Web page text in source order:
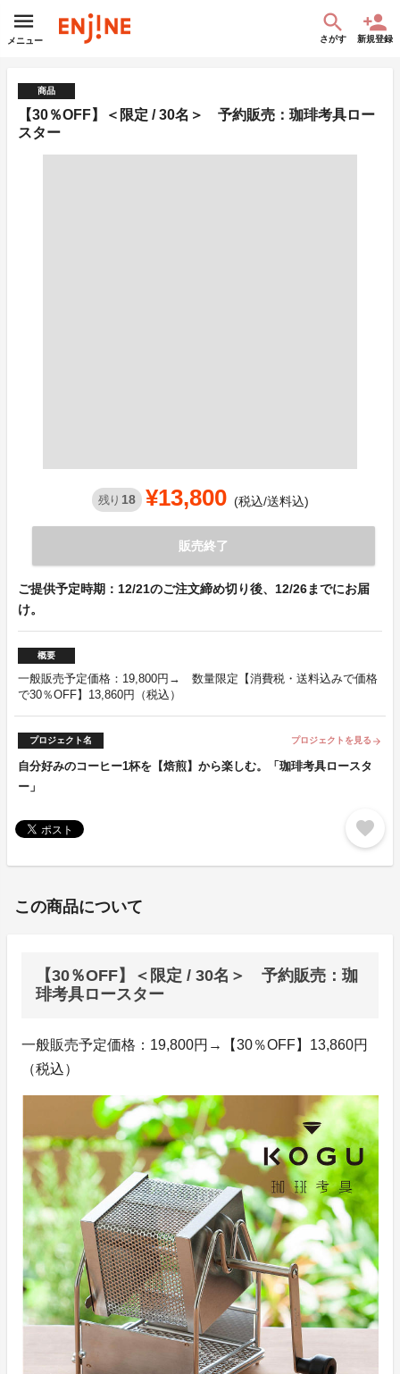
メニュー さがす 新規登録
商品
【30％OFF】＜限定 / 30名＞ 予約販売：珈琲考具ロー
スター
残り 18 ¥13,800 (税込/送料込)
販売終了
ご提供予定時期：12/21のご注文締め切り後、12/26までにお届
け。
概要
一般販売予定価格：19,800円→ 数量限定【消費税・送料込みで価格
で30％OFF】13,860円（税込）
プロジェクト名 プロジェクトを見る arrow_forward
自分好みのコーヒー1杯を【焙煎】から楽しむ。「珈琲考具ロースタ
ー」
favorite
この商品について
【30％OFF】＜限定 / 30名＞ 予約販売：珈
琲考具ロースター
一般販売予定価格：19,800円→【30％OFF】13,860円
（税込）